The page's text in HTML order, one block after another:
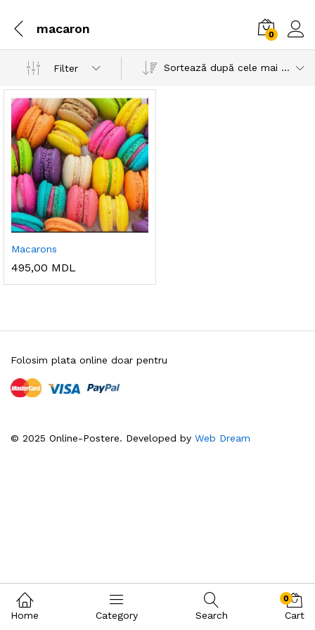
macaron 0
Filter Sortează după cele mai recente
Macarons
495,00 MDL
© 2025 Online-Postere. Developed by Web Dream
Folosim plata online doar pentru
Home Category Search
0
Cart